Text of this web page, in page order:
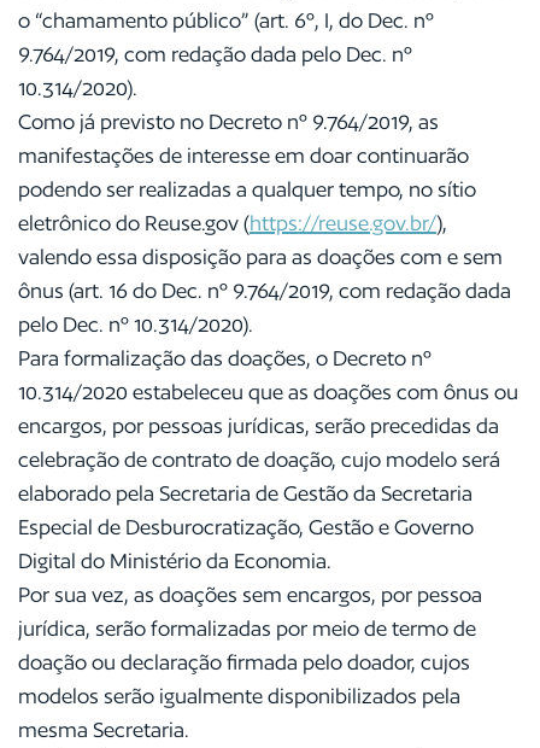
o “chamamento público” (art. 6º, I, do Dec. nº
9.764/2019, com redação dada pelo Dec. nº
10.314/2020).
Como já previsto no Decreto nº 9.764/2019, as
manifestações de interesse em doar continuarão
podendo ser realizadas a qualquer tempo, no sítio
eletrônico do Reuse.gov (https://reuse.gov.br/),
valendo essa disposição para as doações com e sem
ônus (art. 16 do Dec. nº 9.764/2019, com redação dada
pelo Dec. nº 10.314/2020).
Para formalização das doações, o Decreto nº
10.314/2020 estabeleceu que as doações com ônus ou
encargos, por pessoas jurídicas, serão precedidas da
celebração de contrato de doação, cujo modelo será
elaborado pela Secretaria de Gestão da Secretaria
Especial de Desburocratização, Gestão e Governo
Digital do Ministério da Economia.
Por sua vez, as doações sem encargos, por pessoa
jurídica, serão formalizadas por meio de termo de
doação ou declaração firmada pelo doador, cujos
modelos serão igualmente disponibilizados pela
mesma Secretaria.